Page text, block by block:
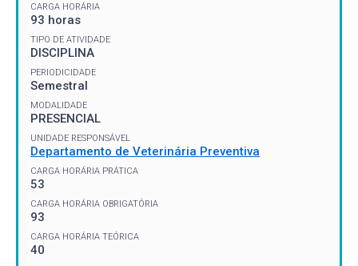
CARGA HORÁRIA
93 horas
TIPO DE ATIVIDADE
DISCIPLINA
PERIODICIDADE
Semestral
MODALIDADE
PRESENCIAL
UNIDADE RESPONSÁVEL
Departamento de Veterinária Preventiva
CARGA HORÁRIA PRÁTICA
53
CARGA HORÁRIA OBRIGATÓRIA
93
CARGA HORÁRIA TEÓRICA
40